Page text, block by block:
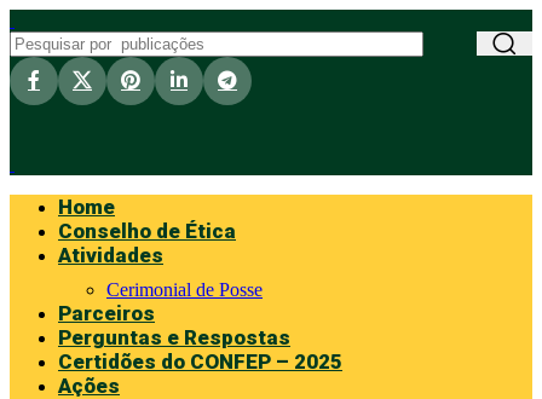
Home
Conselho de Ética
Atividades
Cerimonial de Posse
Parceiros
Perguntas e Respostas
Certidões do CONFEP – 2025
Ações